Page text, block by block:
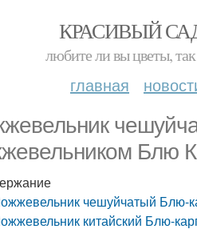
КРАСИВЫЙ
любите ли вы цветы,
главная
Блю
чешуйчатый Блю-
китайский Блю-